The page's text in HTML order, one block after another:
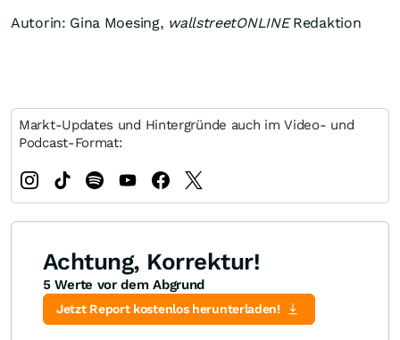
Autorin: Gina Moesing, wallstreetONLINERedaktion
Markt-Updates und Hintergründe auch im Video- und
Podcast-Format:
Achtung, Korrektur!
5 Werte vor dem Abgrund
Jetzt Report kostenlos herunterladen!